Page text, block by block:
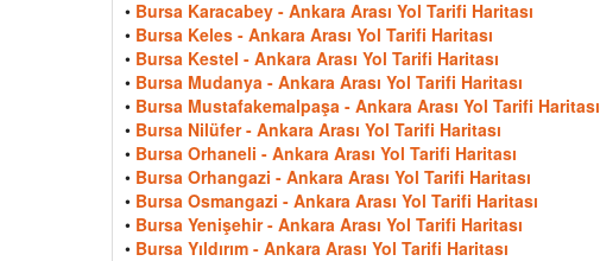
• Bursa Karacabey - Ankara Arası Yol Tarifi Haritası
• Bursa Keles - Ankara Arası Yol Tarifi Haritası
• Bursa Kestel - Ankara Arası Yol Tarifi Haritası
• Bursa Mudanya - Ankara Arası Yol Tarifi Haritası
• Bursa Mustafakemalpaşa - Ankara Arası Yol Tarifi Haritası
• Bursa Nilüfer - Ankara Arası Yol Tarifi Haritası
• Bursa Orhaneli - Ankara Arası Yol Tarifi Haritası
• Bursa Orhangazi - Ankara Arası Yol Tarifi Haritası
• Bursa Osmangazi - Ankara Arası Yol Tarifi Haritası
• Bursa Yenişehir - Ankara Arası Yol Tarifi Haritası
• Bursa Yıldırım - Ankara Arası Yol Tarifi Haritası